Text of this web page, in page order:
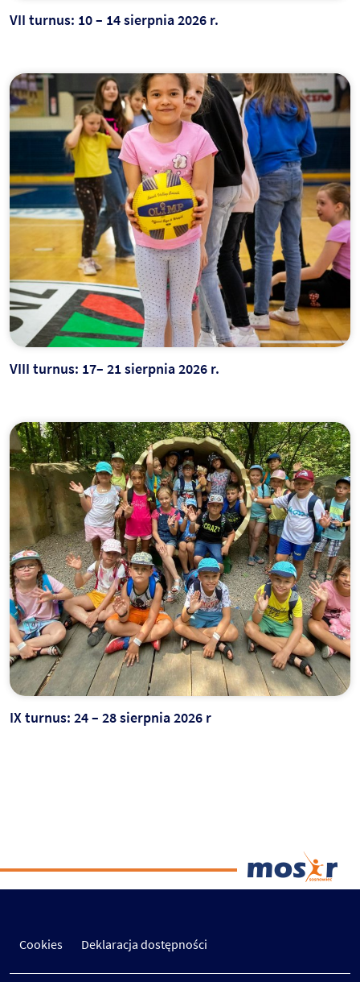
VII turnus: 10 – 14 sierpnia 2026 r.
VIII turnus: 17– 21 sierpnia 2026 r.
IX turnus: 24 – 28 sierpnia 2026 r
Cookies Deklaracja dostępności